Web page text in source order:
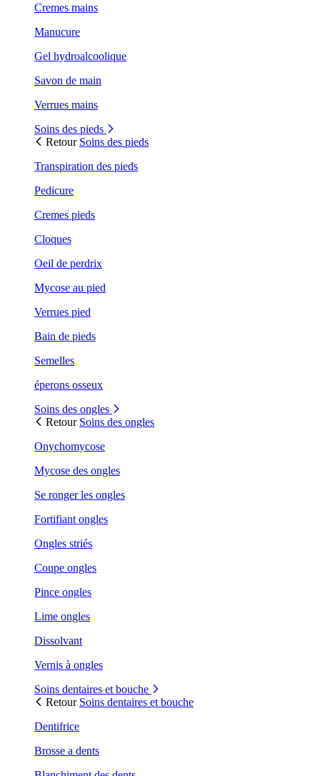
Cremes mains
Manucure
Gel hydroalcoolique
Savon de main
Verrues mains
Soins des pieds
Retour Soins des pieds
Transpiration des pieds
Pedicure
Cremes pieds
Cloques
Oeil de perdrix
Mycose au pied
Verrues pied
Bain de pieds
Semelles
éperons osseux
Soins des ongles
Retour Soins des ongles
Onychomycose
Mycose des ongles
Se ronger les ongles
Fortifiant ongles
Ongles striés
Coupe ongles
Pince ongles
Lime ongles
Dissolvant
Vernis à ongles
Soins dentaires et bouche
Retour Soins dentaires et bouche
Dentifrice
Brosse a dents